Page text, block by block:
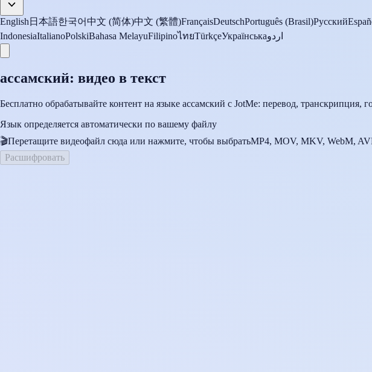
English 日本語한국어中文 (简体)中文 (繁體)FrançaisDeutschPortuguês (Brasil)Русский
IndonesiaItalianoPolskiBahasa MelayuFilipinoไทยTürkçeУкраїнськаاردو
ассамский: видео в текст
Бесплатно обрабатывайте контент на языке ассамский с JotMe: перевод,
Язык определяется автоматически по вашему файлу
🎬Перетащите видеофайл сюда или нажмите, чтобы выбратьMP4, MOV, MKV, WebM,
Расшифровать